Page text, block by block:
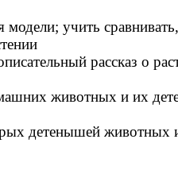
учить
рассказ о
животных и их
детенышей животных